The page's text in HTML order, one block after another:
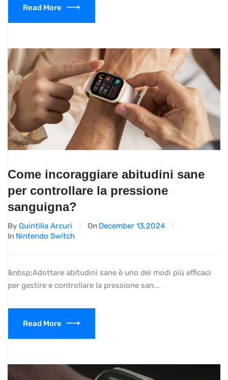
Read More
Come incoraggiare abitudini sane
per controllare la pressione
sanguigna?
By Quintilia Arcuri On December 13,2024
In Nintendo Switch
&nbsp;Adottare abitudini sane è uno dei modi più efficaci
per gestire e controllare la pressione san...
Read More